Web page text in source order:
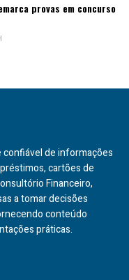
provas em concurso
confiável de informações
cartões de
Financeiro,
a tomar decisões
conteúdo
práticas.